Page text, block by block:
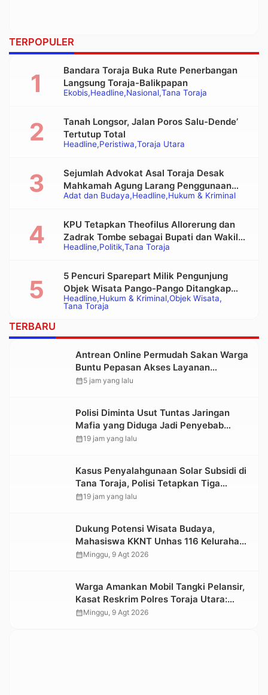
TERPOPULER
Ekobis Headline Nasional Tana Toraja
Bandara Toraja Buka Rute Penerbangan
Langsung Toraja-Balikpapan
Headline Peristiwa Toraja Utara
Tanah Longsor, Jalan Poros Salu-Dende’
Tertutup Total
Adat dan Budaya Headline Hukum & Kriminal
Sejumlah Advokat Asal Toraja Desak
Mahkamah Agung Larang Penggunaan
Alat Berat pada Eksekusi Rumah Adat
Headline Politik Tana Toraja
KPU Tetapkan Theofilus Allorerung dan
Zadrak Tombe sebagai Bupati dan Wakil
Bupati Tana Toraja Terpilih
Headline Hukum & Kriminal Objek Wisata
Tana Toraja
5 Pencuri Sparepart Milik Pengunjung
Objek Wisata Pango-Pango Ditangkap
Polisi
TERBARU
Antrean Online Permudah Sakan Warga
Buntu Pepasan Akses Layanan
Kesehatan Tanpa Hambatan
calendar_month5 jam yang lalu
Polisi Diminta Usut Tuntas Jaringan
Mafia yang Diduga Jadi Penyebab
Kelangkaan BBM di Toraja
calendar_month19 jam yang lalu
Kasus Penyalahgunaan Solar Subsidi di
Tana Toraja, Polisi Tetapkan Tiga
Tersangka Baru
calendar_month19 jam yang lalu
Dukung Potensi Wisata Budaya,
Mahasiswa KKNT Unhas 116 Kelurahan
Nonongan Utara Pasang Papan
calendar_monthMinggu, 9 Agt 2026
Warga Amankan Mobil Tangki Pelansir,
Kasat Reskrim Polres Toraja Utara:
Proses Hukum Berjalan Transparan
calendar_monthMinggu, 9 Agt 2026